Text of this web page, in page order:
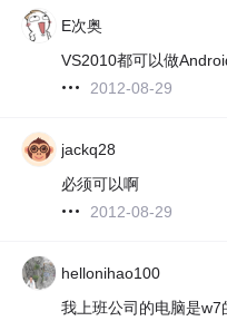
E次奥
VS2010都可以做
2012-08-29
jackq28
必须可以啊
2012-08-29
hellonihao100
我上班公司的电脑是